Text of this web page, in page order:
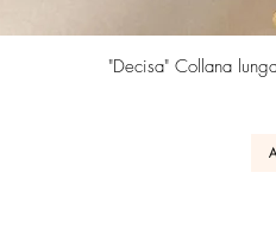
"Decisa" Collana